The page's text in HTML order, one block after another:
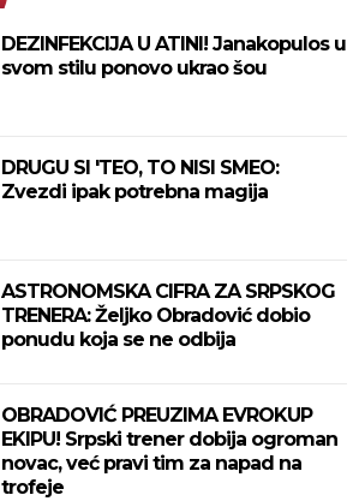
DEZINFEKCIJA U ATINI! Janakopulos u
svom stilu ponovo ukrao šou
DRUGU SI 'TEO, TO NISI SMEO:
Zvezdi ipak potrebna magija
ASTRONOMSKA CIFRA ZA SRPSKOG
TRENERA: Željko Obradović dobio
ponudu koja se ne odbija
OBRADOVIĆ PREUZIMA EVROKUP
EKIPU! Srpski trener dobija ogroman
novac, već pravi tim za napad na
trofeje